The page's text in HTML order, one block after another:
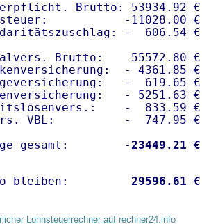
Brutto: 53934.92 €
-11028.00
-  606.54 €
Brutto:    55572.80 €
- 4361.85
-  619.65 €
- 5251.63 €
-  833.59 €
VBL:          -  747.95
gesamt:        -23449.21 €
bleiben: 29596.61 €
Lohnsteuerrechner auf rechner24.info